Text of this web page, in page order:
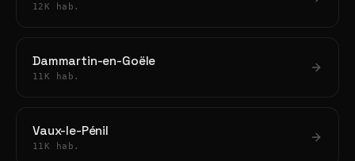
12K hab.
Dammartin-en-Goële
11K hab.
Vaux-le-Pénil
11K hab.